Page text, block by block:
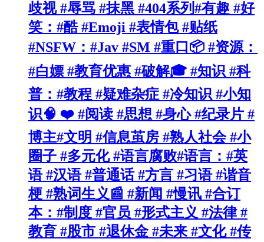
歧视 #辱骂 #抹黑 #404系列#有趣 #好
笑：#酷 #Emoji #表情包 #贴纸
#NSFW：#Jav #SM #重口📦 #资源：
#白嫖 #教育优惠 #破解🎓 #知识 #科
普：#教程 #疑难杂症 #冷知识 #小知
识🧠 ❤️ #阅读 #思想 #身心 #纪录片 #
博主#文明 #信息茧房 #熟人社会 #小
圈子 #多元化 #语言腐败#语言：#英
语 #汉语 #普通话 #方言 #习语 #谐音
梗 #熟词生义📰 #新闻 #慢讯 #合订
本：#制度 #官员 #形式主义 #法律 #
教育 #股市 #退休金 #未来 #文化 #传